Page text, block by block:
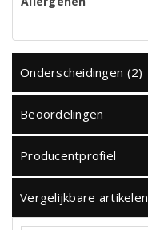
Onderscheidingen (2)
Beoordelingen
Producentprofiel
Vergelijkbare artikelen